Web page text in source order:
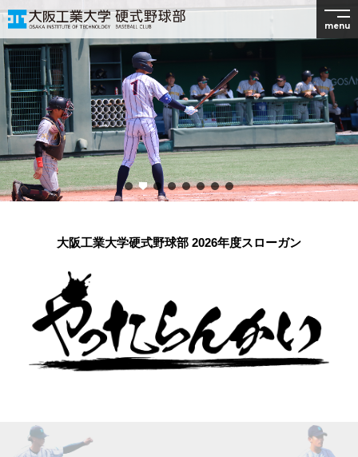
menu
大阪工業大学硬式野球部 2026年度スローガン